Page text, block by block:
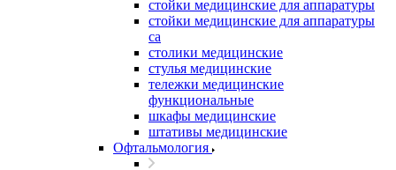
стойки медицинские для аппаратуры
стойки медицинские для аппаратуры
са
столики медицинские
стулья медицинские
тележки медицинские
функциональные
шкафы медицинские
штативы медицинские
Офтальмология